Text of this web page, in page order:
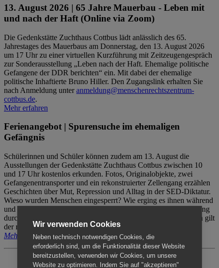
13. August 2026 | 65 Jahre Mauerbau - Leben mit
und nach der Haft (Online via Zoom)
Die Gedenkstätte Zuchthaus Cottbus lädt anlässlich des 65.
Jahrestages des Mauerbaus am Donnerstag, den 13. August 2026
um 17 Uhr zu einer virtuellen Kurzführung mit Zeitzeugengespräch
zur Sonderausstellung „Leben nach der Haft. Ehemalige politische
Gefangene der DDR berichten“ ein. Mit dabei der ehemalige
politische Inhaftierte Bruno Hiller. Den Zugangslink erhalten Sie
nach Anmeldung unteranmeldung@menschenrechtszentrum-
cottbus.de.
Mehr erfahren
Ferienangebot | Spurensuche im ehemaligen
Gefängnis
Schülerinnen und Schüler können zudem am 13. August die
Ausstellungen der Gedenkstätte Zuchthaus Cottbus zwischen 10
und 17 Uhr kostenlos erkunden. Fotos, Originalobjekte, zwei
Gefangenentransporter und ein rekonstruierter Zellengang erzählen
Geschichten über Mut, Repression und Alltag in der SED-Diktatur.
Wieso wurden Menschen eingesperrt? Wie erging es ihnen während
und nach der Haft? Der Besuch erfolgt individuell ohne Betreuung
durch das Menschenrechtszentrum Cottbus. Für Begleitpersonen gilt
der reguläre Eintritt (8€ / ermäßigt 5€).
Mehr erfahren
Wir verwenden Cookies
Neben technisch notwendigen Cookies, die
erforderlich sind, um die Funktionalität dieser Website
bereitzustellen, verwenden wir Cookies, um unsere
Website zu optimieren. Indem Sie auf "akzeptieren"